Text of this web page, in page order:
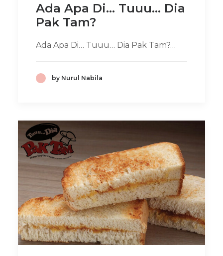
Ada Apa Di... Tuuu... Dia
Pak Tam?
Ada Apa Di… Tuuu… Dia Pak Tam?…
by Nurul Nabila